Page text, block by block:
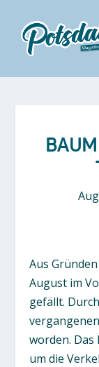
Aus
August im
gefällt.
worden. Das
um die